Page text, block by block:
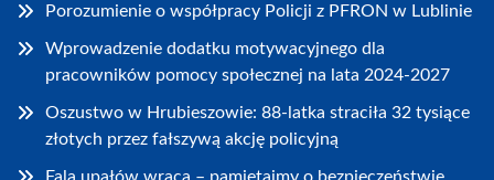
Porozumienie o współpracy Policji z PFRON w Lublinie
Wprowadzenie dodatku motywacyjnego dla
pracowników pomocy społecznej na lata 2024-2027
Oszustwo w Hrubieszowie: 88-latka straciła 32 tysiące
złotych przez fałszywą akcję policyjną